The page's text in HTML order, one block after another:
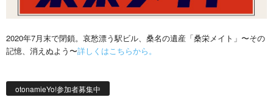
2020年7月末で閉鎖。哀愁漂う駅ビル、桑名の遺産「桑栄メイト」〜その
記憶、消えぬよう〜詳しくはこちらから。
otonamieYo!参加者募集中